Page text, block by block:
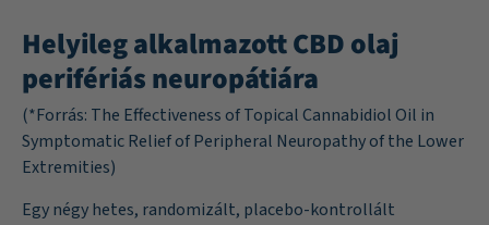
Helyileg alkalmazott CBD olaj
perifériás neuropátiára
(*Forrás: The Effectiveness of Topical Cannabidiol Oil in
Symptomatic Relief of Peripheral Neuropathy of the Lower
Extremities)
Egy négy hetes, randomizált, placebo-kontrollált